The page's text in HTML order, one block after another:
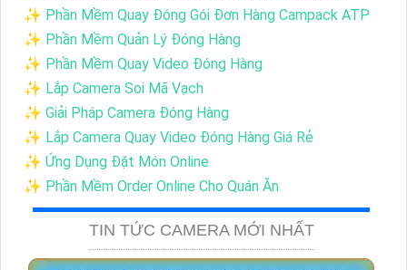
✨ Phần Mềm Quay Đóng Gói Đơn Hàng Campack ATP
✨ Phần Mềm Quản Lý Đóng Hàng
✨ Phần Mềm Quay Video Đóng Hàng
✨ Lắp Camera Soi Mã Vạch
✨ Giải Pháp Camera Đóng Hàng
✨ Lắp Camera Quay Video Đóng Hàng Giá Rẻ
✨ Ứng Dụng Đặt Món Online
✨ Phần Mềm Order Online Cho Quán Ăn
TIN TỨC CAMERA MỚI NHẤT